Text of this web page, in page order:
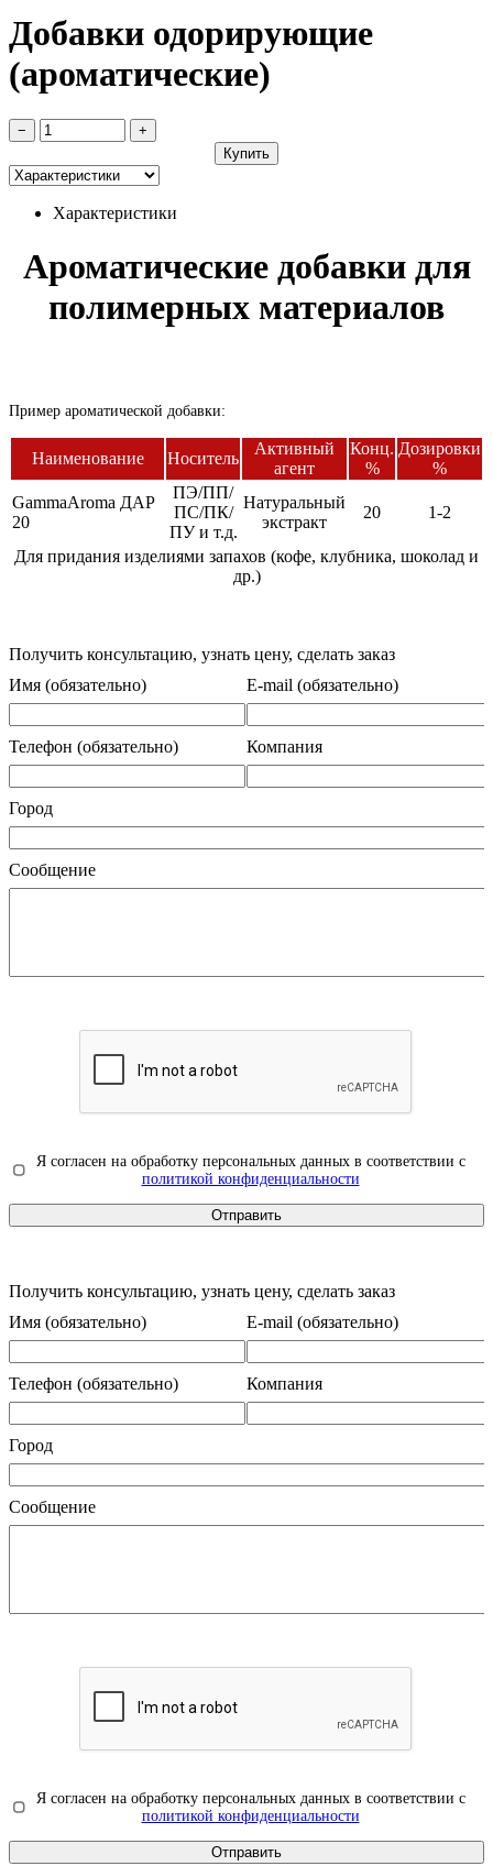
Добавки одорирующие
(ароматические)
−
+
Купить
Характеристики
Ароматические добавки для
полимерных материалов
Пример ароматической добавки:
Наименование Носитель
Активный
агент
Конц.
%
Дозировки
%
GammaAroma ДАР
20
ПЭ/ПП/
ПС/ПК/
ПУ и т.д.
Натуральный
экстракт
20 1-2
Для придания изделиями запахов (кофе, клубника, шоколад и
др.)
Получить консультацию, узнать цену, сделать заказ
Имя (обязательно)
E-mail (обязательно)
Телефон (обязательно) Компания
Город
Сообщение
Я согласен на обработку персональных данных в соответствии с
политикой конфиденциальности
Получить консультацию, узнать цену, сделать заказ
Имя (обязательно)
E-mail (обязательно)
Телефон (обязательно) Компания
Город
Сообщение
Я согласен на обработку персональных данных в соответствии с
политикой конфиденциальности